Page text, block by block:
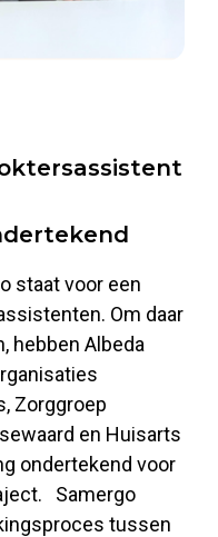
staat voor een
Om daar
hebben Albeda
Zorggroep
en Huisarts
ondertekend voor
Samergo
tussen